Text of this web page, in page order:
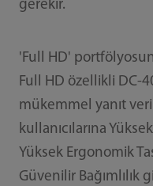
gerekir.
'Full HD'
Full HD özellikli DC-
mükemmel yanıt
kullanıcılarına
Yüksek Ergonomik
Güvenilir